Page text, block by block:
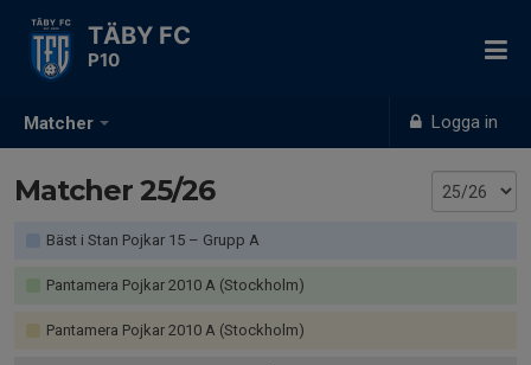
Matcher Logga in
TÄBY FC
P10
Matcher 25/26
Bäst i Stan Pojkar 15 – Grupp A
Pantamera Pojkar 2010 A (Stockholm)
Pantamera Pojkar 2010 A (Stockholm)